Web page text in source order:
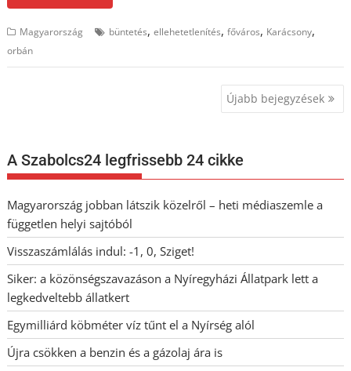
Magyarország büntetés,ellehetetlenítés,főváros, Karácsony,
orbán
Újabb bejegyzések
A Szabolcs24 legfrissebb 24 cikke
Magyarország jobban látszik közelről – heti médiaszemle a
független helyi sajtóból
Visszaszámlálás indul: -1, 0, Sziget!
Siker: a közönségszavazáson a Nyíregyházi Állatpark lett a
legkedveltebb állatkert
Egymilliárd köbméter víz tűnt el a Nyírség alól
Újra csökken a benzin és a gázolaj ára is